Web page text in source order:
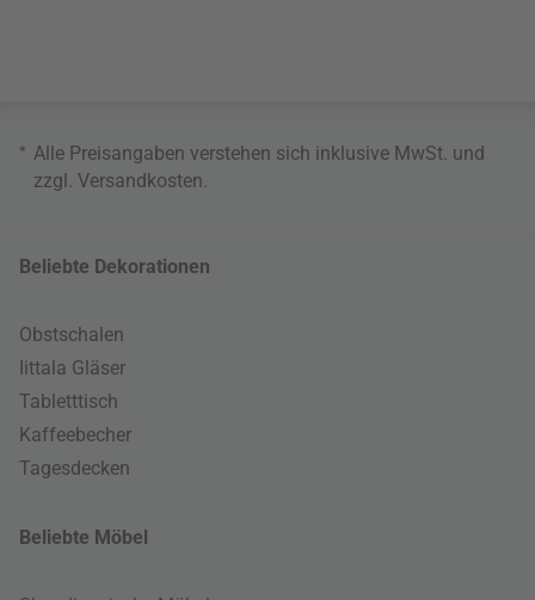
* Alle Preisangaben verstehen sich inklusive MwSt. und
zzgl. Versandkosten
Beliebte Dekorationen
Obstschalen
Iittala Gläser
Tabletttisch
Kaffeebecher
Tagesdecken
Beliebte Möbel